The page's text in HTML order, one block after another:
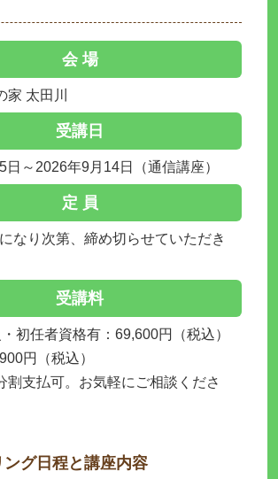
会 場
太田川
受講日
日～2026年9月14日（通信講座）
定 員
なり次第、締め切らせていただき
受講料
初任者資格有：69,600円（税込）
円（税込）
割支払可。お気軽にご相談くださ
ング日程と講座内容